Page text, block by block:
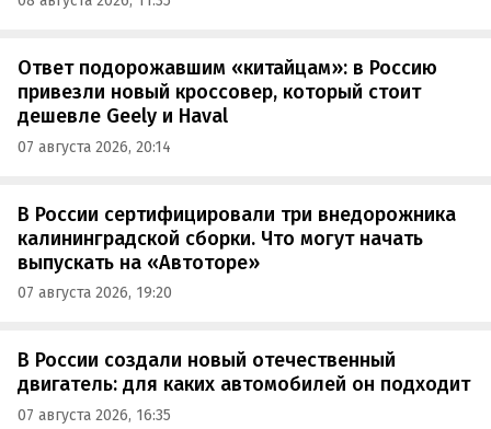
Ответ подорожавшим «китайцам»: в Россию
привезли новый кроссовер, который стоит
дешевле Geely и Haval
07 августа 2026, 20:14
В России сертифицировали три внедорожника
калининградской сборки. Что могут начать
выпускать на «Автоторе»
07 августа 2026, 19:20
В России создали новый отечественный
двигатель: для каких автомобилей он подходит
07 августа 2026, 16:35